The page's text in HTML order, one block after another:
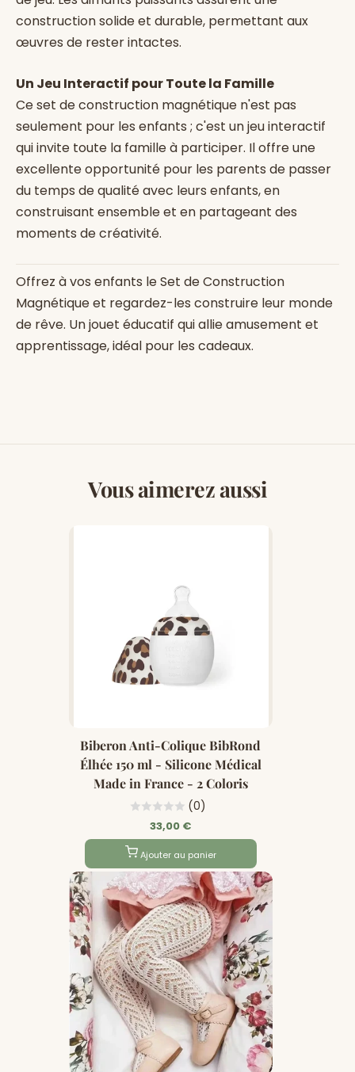
construction solide et durable, permettant aux
œuvres de rester intactes.
Un Jeu Interactif pour Toute la Famille
Ce set de construction magnétique n'est pas
seulement pour les enfants ; c'est un jeu interactif
qui invite toute la famille à participer. Il offre une
excellente opportunité pour les parents de passer
du temps de qualité avec leurs enfants, en
construisant ensemble et en partageant des
moments de créativité.
Offrez à vos enfants le Set de Construction
Magnétique et regardez-les construire leur monde
de rêve. Un jouet éducatif qui allie amusement et
apprentissage, idéal pour les cadeaux.
Vous aimerez aussi
Biberon Anti-Colique BibRond
Élhée 150 ml - Silicone Médical
Made in France - 2 Coloris
(0)
33,00 €
Ajouter au panier